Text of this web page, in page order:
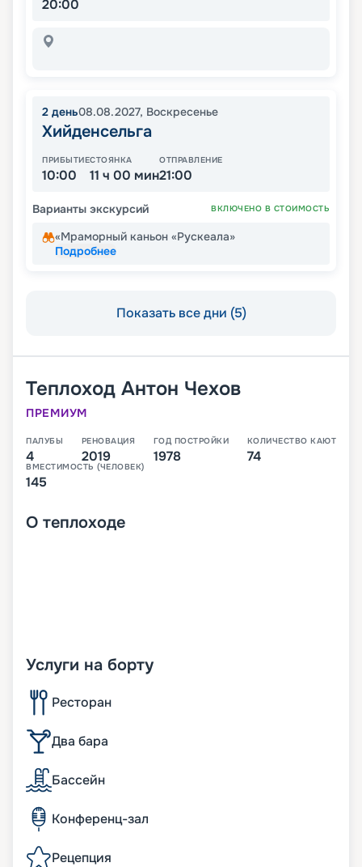
20:00
2 день08.08.2027, Воскресенье
Хийденсельга
ПРИБЫТИЕ
10:00
СТОЯНКА
11 ч 00 мин
ОТПРАВЛЕНИЕ
21:00
Варианты экскурсий ВКЛЮЧЕНО В СТОИМОСТЬ
«Мраморный каньон «Рускеала»
Подробнее
Показать все дни (5)
Теплоход Антон Чехов
ПРЕМИУМ
ПАЛУБЫ
4
РЕНОВАЦИЯ
2019
ГОД ПОСТРОЙКИ
1978
КОЛИЧЕСТВО КАЮТ
74
ВМЕСТИМОСТЬ (ЧЕЛОВЕК)
145
О теплоходе
Услуги на борту
Ресторан
Два бара
Бассейн
Конференц-зал
Рецепция